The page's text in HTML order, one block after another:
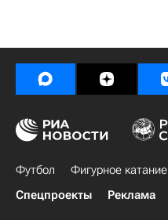
Футбол Фигурное катание
Спецпроекты
Реклама